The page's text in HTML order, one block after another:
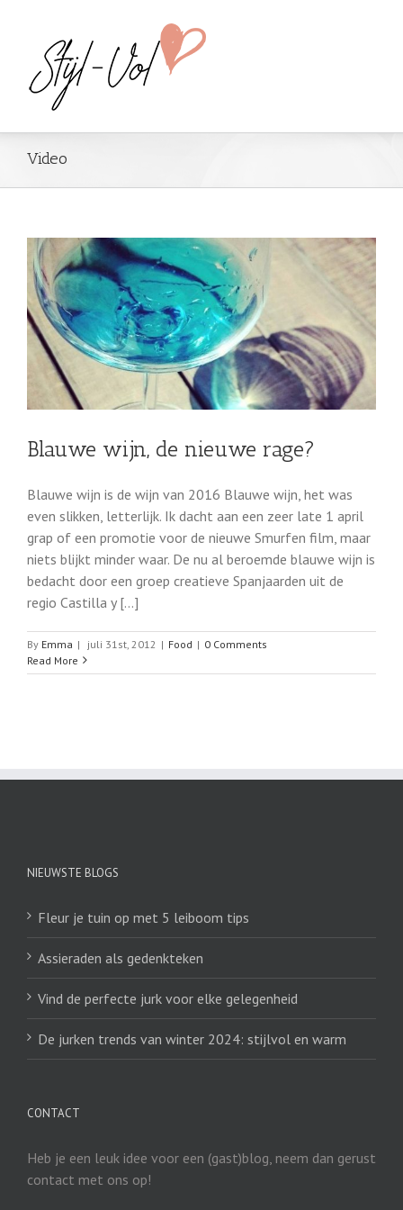
Video
Blauwe wijn, de nieuwe rage?
Blauwe wijn is de wijn van 2016 Blauwe wijn, het was
even slikken, letterlijk. Ik dacht aan een zeer late 1 april
grap of een promotie voor de nieuwe Smurfen film, maar
niets blijkt minder waar. De nu al beroemde blauwe wijn is
bedacht door een groep creatieve Spanjaarden uit de
regio Castilla y [...]
By Emma | juli 31st, 2012 | Food | 0 Comments
Read More
NIEUWSTE BLOGS
Fleur je tuin op met 5 leiboom tips
Assieraden als gedenkteken
Vind de perfecte jurk voor elke gelegenheid
De jurken trends van winter 2024: stijlvol en warm
CONTACT
Heb je een leuk idee voor een (gast)blog, neem dan gerust
contact met ons op!